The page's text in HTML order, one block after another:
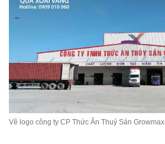
Vẽ logo công ty CP Thức Ăn Thuỷ Sản Growmax